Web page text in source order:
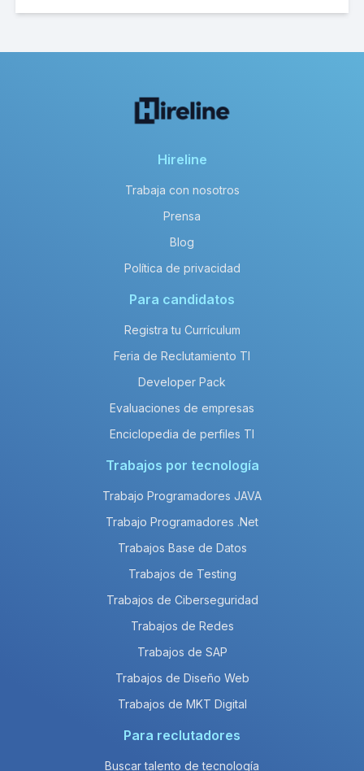
Hireline
Trabaja con nosotros
Prensa
Blog
Política de privacidad
Para candidatos
Registra tu Currículum
Feria de Reclutamiento TI
Developer Pack
Evaluaciones de empresas
Enciclopedia de perfiles TI
Trabajos por tecnología
Trabajo Programadores JAVA
Trabajo Programadores .Net
Trabajos Base de Datos
Trabajos de Testing
Trabajos de Ciberseguridad
Trabajos de Redes
Trabajos de SAP
Trabajos de Diseño Web
Trabajos de MKT Digital
Para reclutadores
Buscar talento de tecnología